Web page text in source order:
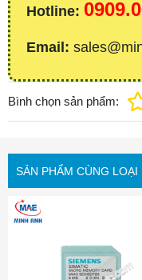
Hotline:
Email:
Bình chọn sản phẩm:
SẢN PHẨM CÙNG LOẠI